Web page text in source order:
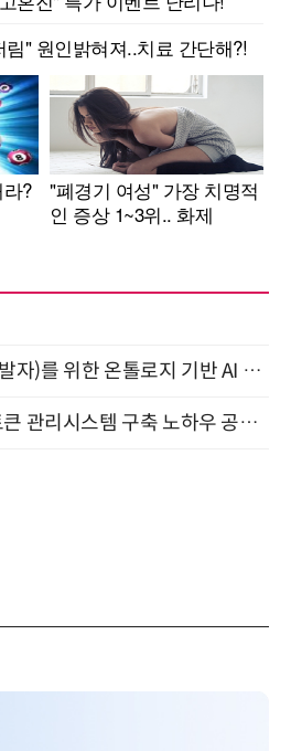
모든 업무 담당자(비개발자)를 위한 온톨로지 기반 AI 지식체계 설계 1-day 워크숍 8월 20일 개최
"AI 핀옵스 시스템과 토큰 관리시스템 구축 노하우 공개" 잠실 한국광고문화회관 2층 대회의실 (8/21)